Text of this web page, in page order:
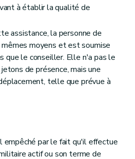
à établir la qualité de
assistance, la personne de
moyens et est soumise
que le conseiller. Elle n'a pas le
de présence, mais une
telle que prévue à
empêché par le fait qu'il effectue
actif ou son terme de